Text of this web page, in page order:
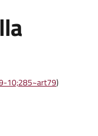
10;285~art79)